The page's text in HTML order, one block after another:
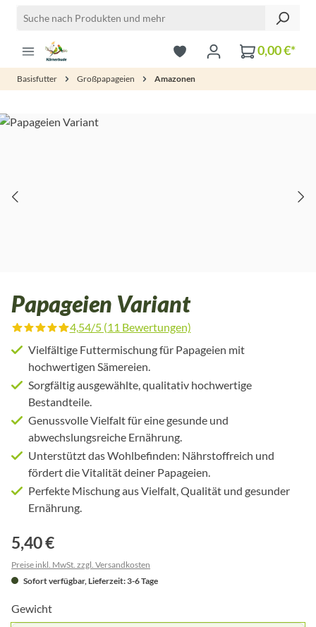
Zum Hauptinhalt springen
0,00 €*
Basisfutter Großpapageien Amazonen
Bildergalerie überspringen
Papageien Variant
Durchschnittliche Bewertung von 4.5 von 5 Sternen
4,54/5 (11 Bewertungen)
Vielfältige Futtermischung für Papageien mit
hochwertigen Sämereien.
Sorgfältig ausgewählte, qualitativ hochwertige
Bestandteile.
Genussvolle Vielfalt für eine gesunde und
abwechslungsreiche Ernährung.
Unterstützt das Wohlbefinden: Nährstoffreich und
fördert die Vitalität deiner Papageien.
Perfekte Mischung aus Vielfalt, Qualität und gesunder
Ernährung.
5,40 €
Preise inkl. MwSt. zzgl. Versandkosten
Sofort verfügbar, Lieferzeit: 3-6 Tage
Gewicht